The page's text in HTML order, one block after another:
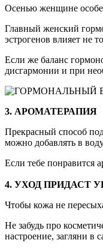
Осенью женщине
Главный женский
эстрогенов влияет не
Если же баланс
дисгармонии и при
3. АРОМАТЕРАПИЯ
Прекрасный способ
можно добавлять в
Если тебе понравится
4. УХОД ПРИДАСТ
Чтобы кожа не
Не забудь про
настроение, загляни в